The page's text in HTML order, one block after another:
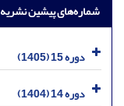
شماره‌های پیشین نشریه
دوره 15 (1405)
دوره 14 (1404)